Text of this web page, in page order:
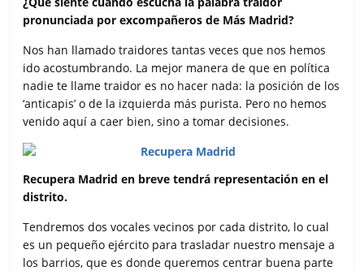
pronunciada por excompañeros de Más Madrid?
Nos han llamado traidores tantas veces que nos hemos
ido acostumbrando. La mejor manera de que en política
nadie te llame traidor es no hacer nada: la posición de los
‘anticapis’ o de la izquierda más purista. Pero no hemos
venido aquí a caer bien, sino a tomar decisiones.
Recupera Madrid en breve tendrá representación en el
distrito.
Tendremos dos vocales vecinos por cada distrito, lo cual
es un pequeño ejército para trasladar nuestro mensaje a
los barrios, que es donde queremos centrar buena parte